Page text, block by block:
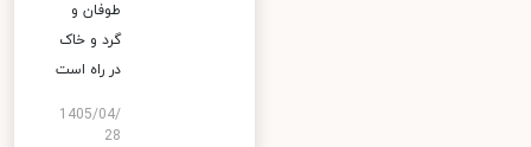
طوفان و
گرد و خاک
در راه است
1405/04/
28